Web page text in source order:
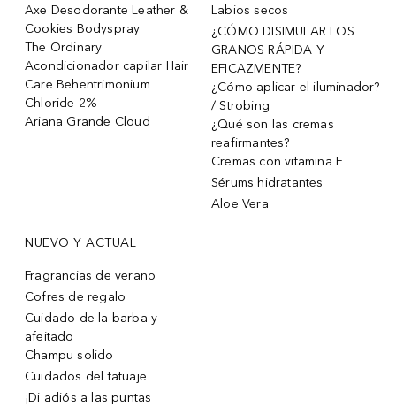
Axe Desodorante Leather &
Cookies Bodyspray
The Ordinary
Acondicionador capilar Hair
Care Behentrimonium
Chloride 2%
Ariana Grande Cloud
Labios secos
¿CÓMO DISIMULAR LOS
GRANOS RÁPIDA Y
EFICAZMENTE?
¿Cómo aplicar el iluminador?
/ Strobing
¿Qué son las cremas
reafirmantes?
Cremas con vitamina E
Sérums hidratantes
Aloe Vera
NUEVO Y ACTUAL
Fragrancias de verano
Cofres de regalo
Cuidado de la barba y
afeitado
Champu solido
Cuidados del tatuaje
¡Di adiós a las puntas